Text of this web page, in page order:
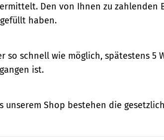
Den von Ihnen zu zahlenden
haben.
so schnell wie möglich, spätestens 5
ist.
unserem Shop bestehen die